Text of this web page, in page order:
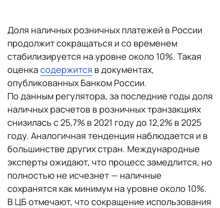
Доля наличных розничных платежей в России
продолжит сокращаться и со временем
стабилизируется на уровне около 10%. Такая
оценка содержится в документах,
опубликованных Банком России.
По данным регулятора, за последние годы доля
наличных расчетов в розничных транзакциях
снизилась с 25,7% в 2021 году до 12,2% в 2025
году. Аналогичная тенденция наблюдается и в
большинстве других стран. Международные
эксперты ожидают, что процесс замедлится, но
полностью не исчезнет — наличные
сохранятся как минимум на уровне около 10%.
В ЦБ отмечают, что сокращение использования